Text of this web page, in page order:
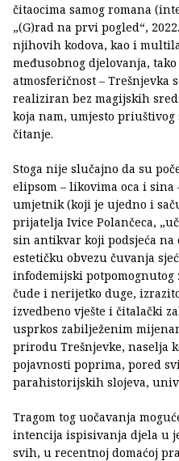
čitaocima samog romana
„(G)rad na prvi pogled“,
njihovih kodova, kao i
međusobnog djelovanja,
atmosferičnost – Trešnjevka
realiziran bez magijskih
koja nam, umjesto
čitanje.
Stoga nije slučajno da su
elipsom – likovima oca i
umjetnik (koji je ujedno i
prijatelja Ivice Polančeca,
sin antikvar koji podsjeća
estetičku obvezu čuvanja
infodemijski potpomognutog
čude i nerijetko duge,
izvedbeno vješte i čitalački
usprkos zabilježenim
prirodu Trešnjevke, naselja
pojavnosti poprima, pored
parahistorijskih slojeva,
Tragom tog uočavanja
intencija ispisivanja djela u
svih, u recentnoj domaćoj